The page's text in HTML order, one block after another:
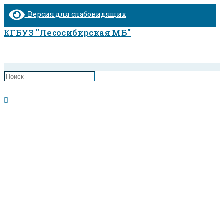
Перейти
содержимому
Версия для слабовидящих
КГБУЗ "Лесосибирская МБ"